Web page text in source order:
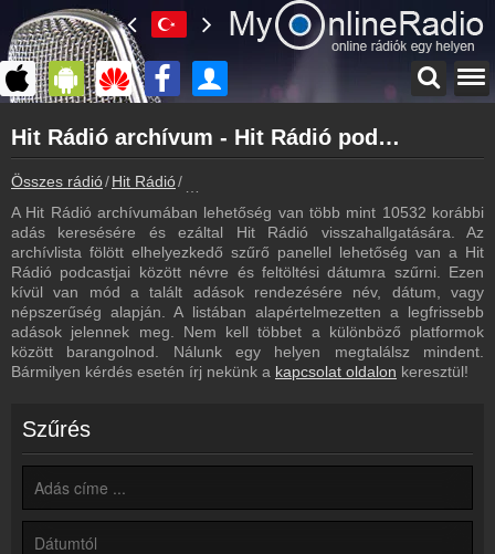
myonlineradio.hu
Hit Rádió
Vissza a Hit Rádió oldalára
Bejelentkezés
Hozz létre saját fiókot!
Most szól
Tudd meg mi szólt eddig
Műsorújság
Hit Rádió műsorai
Hit Rádió kapcsolatos hírek
Kapcsolat
Írj nekünk!
Partnerek
Rádiós partnerek
Hit Rádió archívum - Hit Rádió podcasts - Hit Rádió visszahallgatás
Összes rádió Hit Rádió
A Hit Rádió archívumában lehetőség van több mint 10532 korábbi
adás keresésére és ezáltal Hit Rádió visszahallgatására. Az
archívlista fölött elhelyezkedő szűrő panellel lehetőség van a Hit
Rádió podcastjai között névre és feltöltési dátumra szűrni. Ezen
kívül van mód a talált adások rendezésére név, dátum, vagy
népszerűség alapján. A listában alapértelmezetten a legfrissebb
adások jelennek meg. Nem kell többet a különböző platformok
között barangolnod. Nálunk egy helyen megtalálsz mindent.
Bármilyen kérdés esetén írj nekünk a kapcsolat oldalon keresztül!
Szűrés